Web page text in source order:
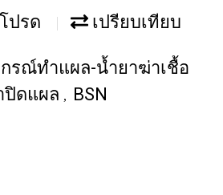
ปรด เปรียบเทียบ
รณ์ทำแผล-น้ำยาฆ่าเชื้อ
ปิดแผล , BSN